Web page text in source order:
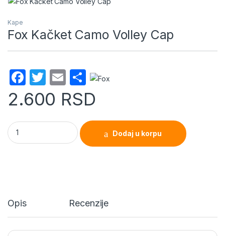
Kape
Fox Kačket Camo Volley Cap
F
a
c
e
b
T
w
itt
er
E
m
ail
S
h
ar
e
2.600 RSD
Fox Kačket Camo Volley Cap quantity
Dodaj u korpu
Opis Recenzije